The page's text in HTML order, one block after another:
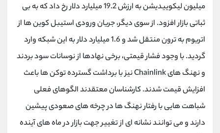
میلیون لیکوییدیشن به ارزش 19.2 میلیارد دلار رخ داد که به بی
ثباتی بازار افزود. از سوی دیگر، جریان ورودی استیبل کوین ها از
اتریوم به ترون منتقل شد و 1.6 میلیارد دلار به این شبکه وارد
گردید. با وجود فشار قیمتی، برخی نهادها از نوسانات سود بردند
و نهنگ های Chainlink نیز با برداشت گسترده توکن ها باعث
افزایش قیمت شدند. کارشناسان معتقدند الگوهای فعلی
شباهت هایی با رفتار نهنگ ها در چرخه های صعودی پیشین
دارند و می توانند نشانه ای از تغییر جهت بازار در ماه های آینده